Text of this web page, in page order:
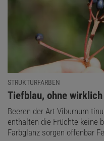
STRUKTURFARBEN
:Tiefblau, ohne
Beeren der Art Viburnum
enthalten die Früchte keine
Farbglanz sorgen offenbar